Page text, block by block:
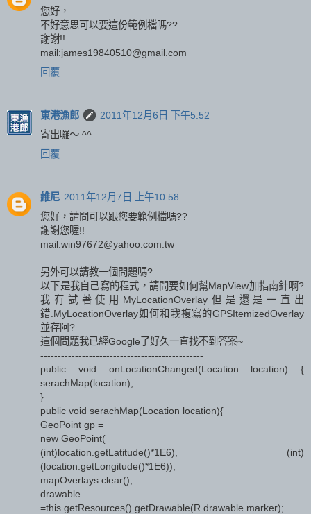
您好，
不好意思可以要這份範例檔嗎??
謝謝!!
mail:james19840510@gmail.com
回覆
東港漁郎
2011年12月6日 下午5:52
寄出囉～ ^^
回覆
維尼 2011年12月7日 上午10:58
您好，請問可以跟您要範例檔嗎??
謝謝您喔!!
mail:win97672@yahoo.com.tw
另外可以請教一個問題嗎?
以下是我自己寫的程式，請問要如何幫MapView加指南針啊?
我有試著使用MyLocationOverlay但是還是一直出
錯.MyLocationOverlay如何和我複寫的GPSItemizedOverlay
並存阿?
這個問題我已經Google了好久一直找不到答案~
-----------------------------------------------
public void onLocationChanged(Location location) {
serachMap(location);
}
public void serachMap(Location location){
GeoPoint gp =
new GeoPoint(
(int)location.getLatitude()*1E6), (int)
(location.getLongitude()*1E6));
mapOverlays.clear();
drawable
=this.getResources().getDrawable(R.drawable.marker);